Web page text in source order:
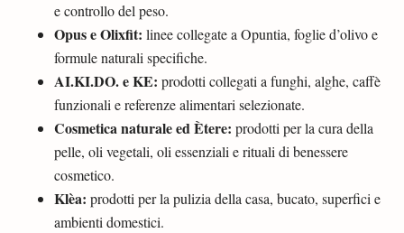
e controllo del peso.
Opus e Olixfit: linee collegate a Opuntia, foglie d’olivo e
formule naturali specifiche.
AI.KI.DO. e KE: prodotti collegati a funghi, alghe, caffè
funzionali e referenze alimentari selezionate.
Cosmetica naturale ed Ètere: prodotti per la cura della
pelle, oli vegetali, oli essenziali e rituali di benessere
cosmetico.
Klèa: prodotti per la pulizia della casa, bucato, superfici e
ambienti domestici.